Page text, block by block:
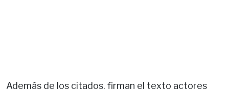
Además de los citados, firman el texto actores